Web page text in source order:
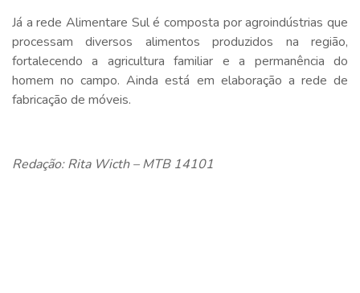
Já a rede Alimentare Sul é composta por agroindústrias que
processam diversos alimentos produzidos na região,
fortalecendo a agricultura familiar e a permanência do
homem no campo. Ainda está em elaboração a rede de
fabricação de móveis.
Redação: Rita Wicth – MTB 14101